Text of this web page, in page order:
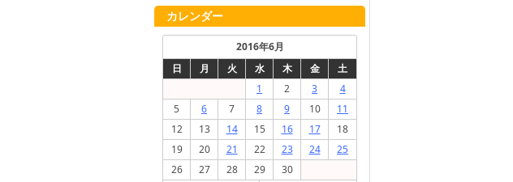
カレンダー
2016年6月
日
月 火 水 木 金
土
1
2 3
4
5
6 7 8 9 10
11
12
13 14 15 16 17
18
19
20 21 22 23 24
25
26
27 28 29
30